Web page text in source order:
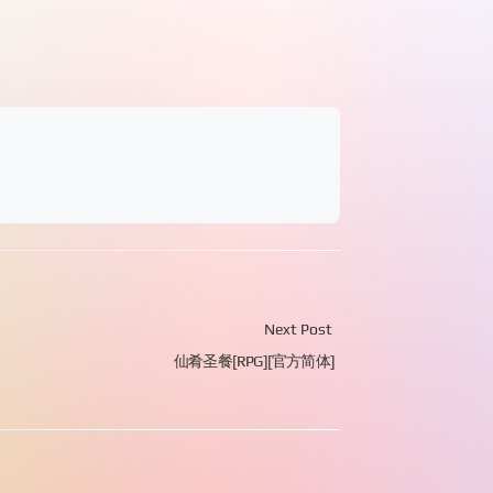
Next Post
仙肴圣餐[RPG][官方简体]